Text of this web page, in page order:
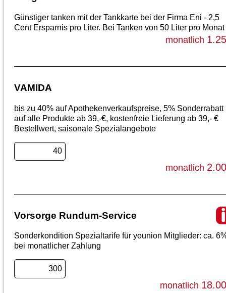
Günstiger tanken mit der Tankkarte bei der Firma Eni - 2,5
Cent Ersparnis pro Liter. Bei Tanken von 50 Liter pro Monat
monatlich
VAMIDA
bis zu 40% auf Apothekenverkaufspreise, 5% Sonderrabatt
auf alle Produkte ab 39,-€, kostenfreie Lieferung ab 39,- €
Bestellwert, saisonale Spezialangebote
monatlich
Vorsorge Rundum-Service
Sonderkondition Spezialtarife für younion Mitglieder: ca.
bei monatlicher Zahlung
monatlich